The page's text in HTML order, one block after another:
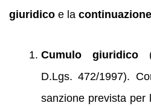
giuridico e la continuazione
Cumulo giuridico
D.Lgs. 472/1997).
sanzione prevista per